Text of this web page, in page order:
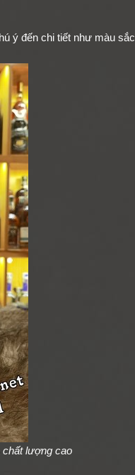
ý đến chi tiết như màu
lượng cao